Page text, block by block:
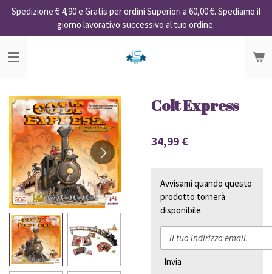
Vai
contenuto
principale
Spedizione € 4,90 e Gratis per ordini Superiori a 60,00 €. Spediamo il
giorno lavorativo successivo al tuo ordine.
Colt Express
34,99 €
Avvisami quando questo
prodotto tornerà
disponibile.
Invia